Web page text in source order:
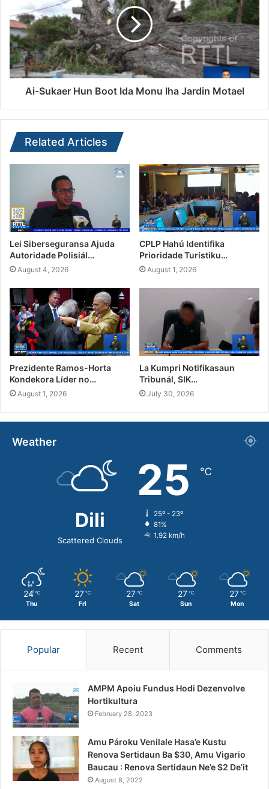
Ai-Sukaer Hun Boot Ida Monu Iha Jardin Motael
Related Articles
Lei Siberseguransa Ajuda
Autoridade Polisiál…
August 4, 2026
CPLP Hahú Identifika
Prioridade Turístiku…
August 1, 2026
Prezidente Ramos-Horta
Kondekora Líder no…
August 1, 2026
La Kumpri Notifikasaun
Tribunál, SIK…
July 30, 2026
Weather
Dili
Scattered Clouds
25 ℃
25º - 23º
81%
1.92 km/h
24 ℃
Thu
27 ℃
Fri
27 ℃
Sat
27 ℃
Sun
27 ℃
Mon
Popular Recent Comments
AMPM Apoiu Fundus Hodi Dezenvolve
Hortikultura
February 28, 2023
Amu Pároku Venilale Hasa’e Kustu
Renova Sertidaun Ba $30, Amu Vigario
Baucau : Renova Sertidaun Ne’e $2 De’it
August 8, 2022